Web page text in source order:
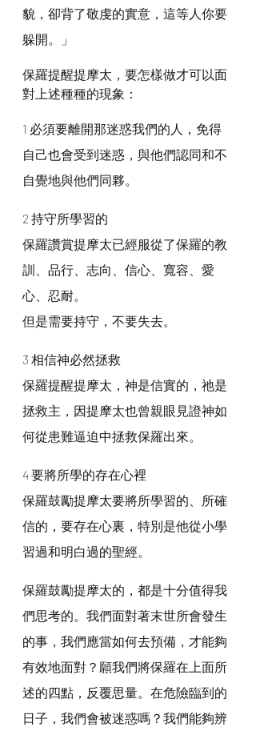
貌，卻背了敬虔的實意，這等人你要
躲開。」
保羅提醒提摩太，要怎樣做才可以面
對上述種種的現象：
1 必須要離開那迷惑我們的人，免得
自己也會受到迷惑，與他們認同和不
自覺地與他們同夥。
2 持守所學習的
保羅讚賞提摩太已經服從了保羅的教
訓、品行、志向、信心、寬容、愛
心、忍耐。
但是需要持守，不要失去。
3 相信神必然拯救
保羅提醒提摩太，神是信實的，祂是
拯救主，因提摩太也曾親眼見證神如
何從患難逼迫中拯救保羅出來。
4 要將所學的存在心裡
保羅鼓勵提摩太要將所學習的、所確
信的，要存在心裏，特別是他從小學
習過和明白過的聖經。
保羅鼓勵提摩太的，都是十分值得我
們思考的。我們面對著末世所會發生
的事，我們應當如何去預備，才能夠
有效地面對？願我們將保羅在上面所
述的四點，反覆思量。在危險臨到的
日子，我們會被迷惑嗎？我們能夠辨